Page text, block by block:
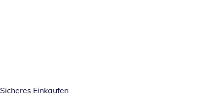
Sicheres Einkaufen